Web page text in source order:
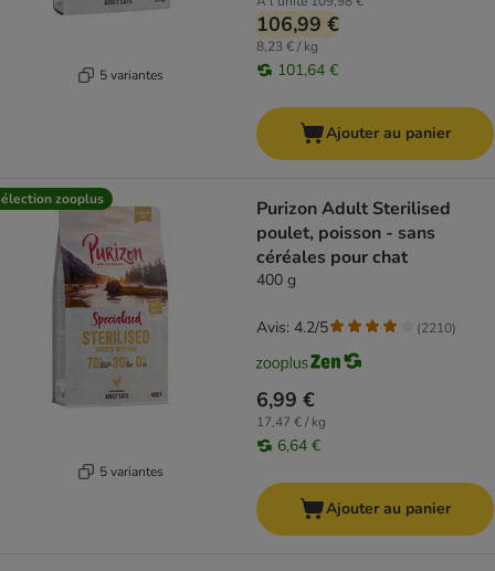
5 variantes
106,99 €
8,23 € / kg
101,64 €
Ajouter au panier
zooplus
5 variantes
Purizon Adult Sterilised
poulet, poisson - sans
céréales pour chat
400 g
6,99 €
17,47 € / kg
6,64 €
Avis: 4.2/5 (2210)
Ajouter au panier